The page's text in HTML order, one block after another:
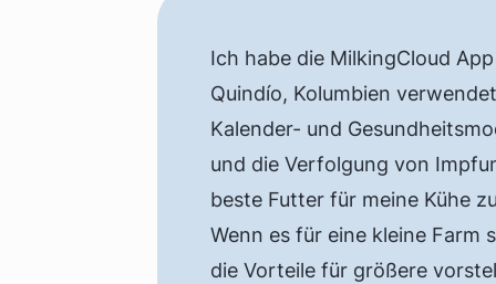
Ich habe die MilkingCloud
Quindío, Kolumbien
Kalender- und
und die Verfolgung von
beste Futter für meine Kühe
Wenn es für eine kleine
die Vorteile für größere